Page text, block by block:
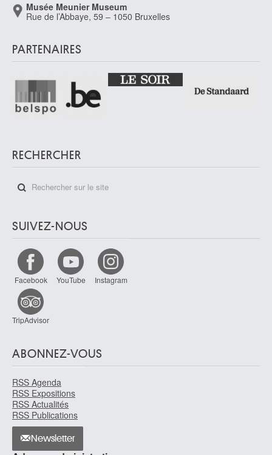
Musée Meunier Museum
Rue de l’Abbaye, 59 – 1050 Bruxelles
PARTENAIRES
RECHERCHER
SUIVEZ-NOUS
Facebook YouTube Instagram
TripAdvisor
ABONNEZ-VOUS
RSS Agenda
RSS Expositions
RSS Actualités
RSS Publications
Newsletter